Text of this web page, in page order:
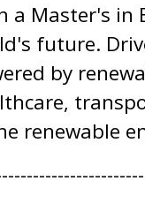
a Master's in
future.
by
renewable